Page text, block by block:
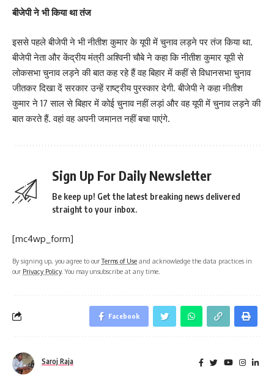
बीजेपी ने भी किया था तंज
इससे पहले बीजेपी ने भी नीतीश कुमार के यूपी में चुनाव लड़ने पर तंज किया था.
बीजेपी नेता और केंद्रीय मंत्री अश्विनी चौबे ने कहा कि नीतीश कुमार यूपी से
लोकसभा चुनाव लड़ने की बात कह रहे हैं वह बिहार में कहीं से विधानसभा चुनाव
जीतकर दिखा दें सरकार उन्हें राष्ट्रीय पुरस्कार देगी. बीजेपी ने कहा नीतीश
कुमार ने 17 साल से बिहार में कोई चुनाव नहीं लड़ां और वह यूपी में चुनाव लड़ने की
बात करते हैं. वहां वह अपनी जमानत नहीं बचा पाएंगे.
Sign Up For Daily Newsletter
Be keep up! Get the latest breaking news delivered
straight to your inbox.
[mc4wp_form]
By signing up, you agree to ourTerms of Use and acknowledge the data practices in
our Privacy Policy. You may unsubscribe at any time.
Facebook
Saroj Raja